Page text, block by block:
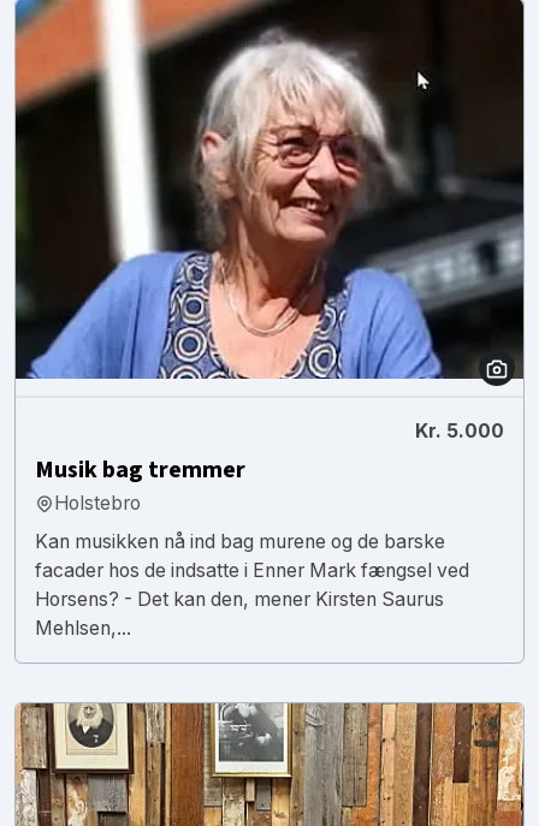
Kr. 5.000
Musik bag tremmer
Holstebro
Kan musikken nå ind bag murene og de barske
facader hos de indsatte i Enner Mark fængsel ved
Horsens? - Det kan den, mener Kirsten Saurus
Mehlsen,...